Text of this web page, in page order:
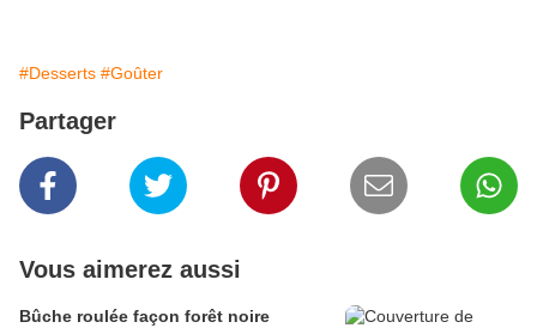
#Desserts #Goûter
Partager
Vous aimerez aussi
Bûche roulée façon forêt noire